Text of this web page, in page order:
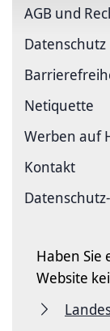
AGB und
Datenschutz
Netiquette
Werben auf
Kontakt
Haben Sie
Website